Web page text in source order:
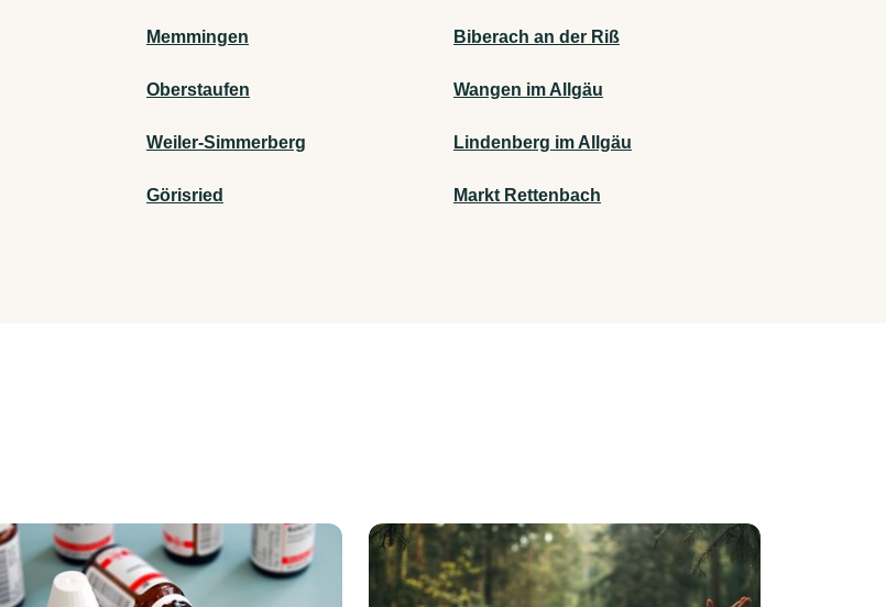
Memmingen Biberach an der Riß
Oberstaufen Wangen im Allgäu
Weiler-Simmerberg Lindenberg im Allgäu
Görisried Markt Rettenbach